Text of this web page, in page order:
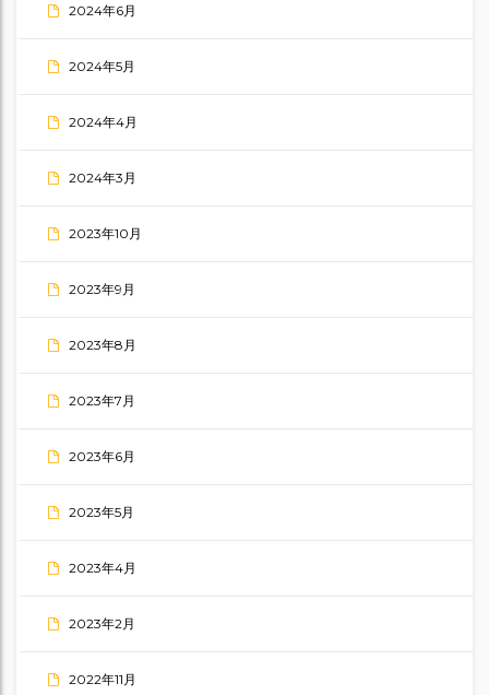
2024年6月
2024年5月
2024年4月
2024年3月
2023年10月
2023年9月
2023年8月
2023年7月
2023年6月
2023年5月
2023年4月
2023年2月
2022年11月